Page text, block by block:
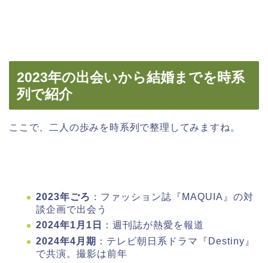
2023年の出会いから結婚までを時系
列で紹介
ここで、二人の歩みを時系列で整理してみますね。
2023年ごろ ：ファッション誌『MAQUIA』の対
談企画で出会う
2024年1月1日
：週刊誌が熱愛を報道
2024年4月期 ：テレビ朝日系ドラマ『Destiny』
で共演。撮影は前年